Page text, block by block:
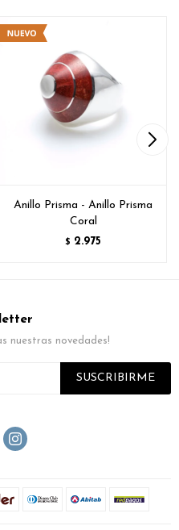
Anillo Prisma - Anillo Prisma
Coral
$ 2.975

nuestras novedades!
SUSCRIBIRME